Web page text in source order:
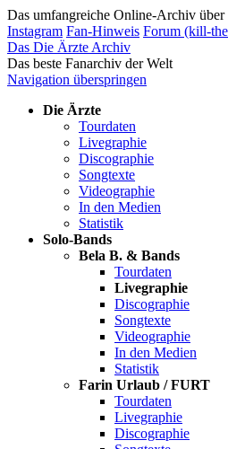
Das umfangreiche Online-Archiv über
Instagram Fan-Hinweis Forum (kill-
Das Die Ärzte Archiv
Das beste Fanarchiv der Welt
Navigation überspringen
Die Ärzte
Tourdaten
Livegraphie
Discographie
Songtexte
Videographie
In den Medien
Statistik
Solo-Bands
Bela B. & Bands
Tourdaten
Livegraphie
Discographie
Songtexte
Videographie
In den Medien
Statistik
Farin Urlaub / FURT
Tourdaten
Livegraphie
Discographie